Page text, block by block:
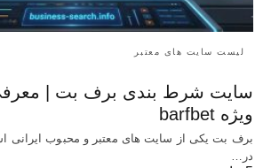
لیست سایت های معتبر
سایت شرط بندی برف بت |
ویژه barfbet
برف بت یکی از سایت های معتبر و محبوب ایرانی
در…